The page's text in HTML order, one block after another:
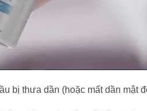
bị thưa dần (hoặc mất dần mật